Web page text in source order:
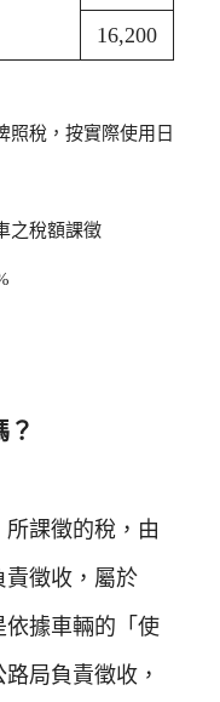
16,200
照稅，按實際使用日
之稅額課徵
？
課徵的稅，由
責徵收，屬於
依據車輛的「使
局負責徵收，